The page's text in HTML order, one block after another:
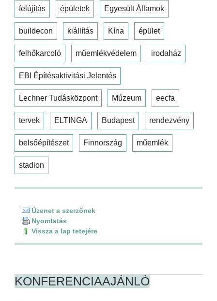
felújítás épületek Egyesült Államok
buildecon kiállítás Kína épület
felhőkarcoló műemlékvédelem irodaház
EBI Építésaktivitási Jelentés
Lechner Tudásközpont Múzeum eecfa
tervek ELTINGA Budapest rendezvény
belsőépítészet Finnország műemlék
stadion
Üzenet a szerzőnek
Nyomtatás
Vissza a lap tetejére
KONFERENCIAAJÁNLÓ